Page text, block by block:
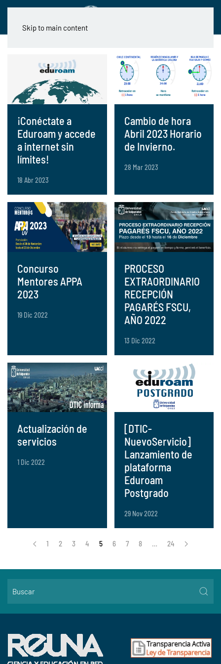
Skip to main content
¡Conéctate a
Eduroam y accede
a internet sin
límites!
18 Abr 2023
Cambio de hora
Abril 2023 Horario
de Invierno.
28 Mar 2023
Concurso
Mentores APPA
2023
19 Dic 2022
PROCESO
EXTRAORDINARIO
RECEPCIÓN
PAGARÉS FSCU,
AÑO 2022
13 Dic 2022
Actualización de
servicios
1 Dic 2022
[DTIC-
NuevoServicio]
Lanzamiento de
plataforma
Eduroam
Postgrado
29 Nov 2022
1 2 3 4 5 6 7 8 … 24